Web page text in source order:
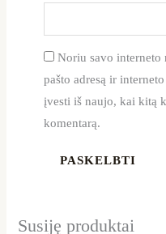
Noriu savo interneto
pašto adresą ir
įvesti iš naujo, kai kitą
komentarą.
Susiję produktai